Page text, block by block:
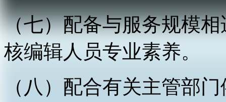
（七）配备与服务规模
核编辑人员专业素养。
（八）配合有关主管部